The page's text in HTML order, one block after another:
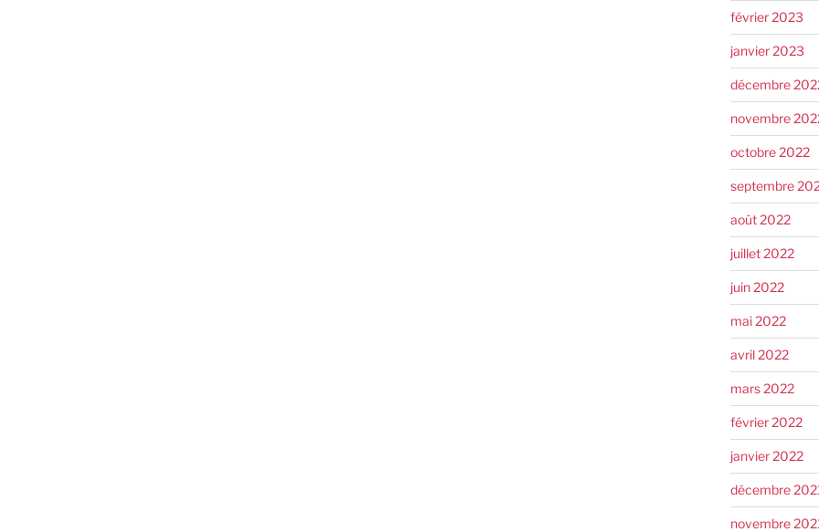
février 2023
janvier 2023
décembre
novembre
octobre 2022
septembre
août 2022
juillet 2022
juin 2022
mai 2022
avril 2022
mars 2022
février 2022
janvier 2022
décembre
novembre